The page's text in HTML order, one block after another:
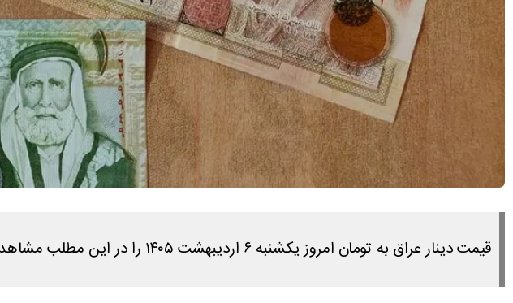
قیمت دینار عراق به تومان امروز یکشنبه ۶ اردیبهشت ۱۴۰۵ را در این مطلب مشاهده می کنید.